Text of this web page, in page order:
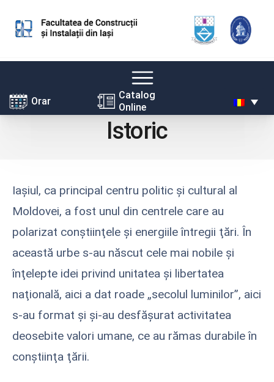
Skip
Orar
Catalog
Online
Istoric
Iaşiul, ca principal centru politic şi cultural al
Moldovei, a fost unul din centrele care au
polarizat conştiinţele şi energiile întregii ţări. În
această urbe s-au născut cele mai nobile şi
înţelepte idei privind unitatea şi libertatea
naţională, aici a dat roade „secolul luminilor”, aici
s-au format şi şi-au desfăşurat activitatea
deosebite valori umane, ce au rămas durabile în
conştiinţa ţării.